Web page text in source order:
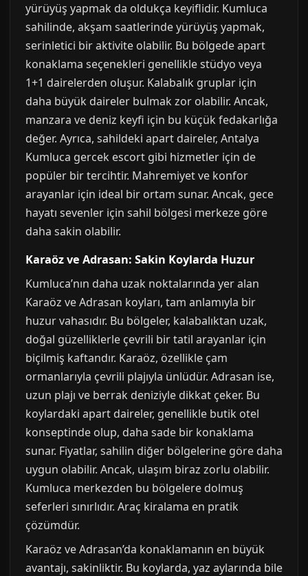
yürüyüş yapmak da oldukça keyiflidir. Kumluca
sahilinde, akşam saatlerinde yürüyüş yapmak,
serinletici bir aktivite olabilir. Bu bölgede apart
konaklama seçenekleri genellikle stüdyo veya
1+1 dairelerden oluşur. Kalabalık gruplar için
daha büyük daireler bulmak zor olabilir. Ancak,
manzara ve deniz keyfi için bu küçük fedakarlığa
değer. Ayrıca, sahildeki apart daireler, Antalya
Kumluca gercek escort gibi hizmetler için de
popüler bir tercihtir. Mahremiyet ve konfor
arayanlar için ideal bir ortam sunar. Ancak, gece
hayatı sevenler için sahil bölgesi merkeze göre
daha sakin olabilir.
Karaöz ve Adrasan: Sakin Koylarda Huzur
Kumluca’nın daha uzak noktalarında yer alan
Karaöz ve Adrasan koyları, tam anlamıyla bir
huzur vahasıdır. Bu bölgeler, kalabalıktan uzak,
doğal güzelliklerle çevrili bir tatil arayanlar için
biçilmiş kaftandır. Karaöz, özellikle çam
ormanlarıyla çevrili plajıyla ünlüdür. Adrasan ise,
uzun plajı ve berrak deniziyle dikkat çeker. Bu
koylardaki apart daireler, genellikle butik otel
konseptinde olup, daha sade bir konaklama
sunar. Fiyatlar, sahilin diğer bölgelerine göre daha
uygun olabilir. Ancak, ulaşım biraz zorlu olabilir.
Kumluca merkezden bu bölgelere dolmuş
seferleri sınırlıdır. Araç kiralama en pratik
çözümdür.
Karaöz ve Adrasan’da konaklamanın en büyük
avantajı, sakinliktir. Bu koylarda, yaz aylarında bile